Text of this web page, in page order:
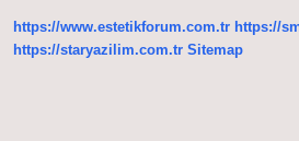
https://www.estetikforum.com.tr https://
https://staryazilim.com.tr Sitemap